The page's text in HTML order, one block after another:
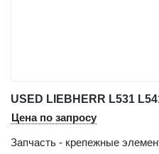
Цена по запросу
Запчасть - крепежные